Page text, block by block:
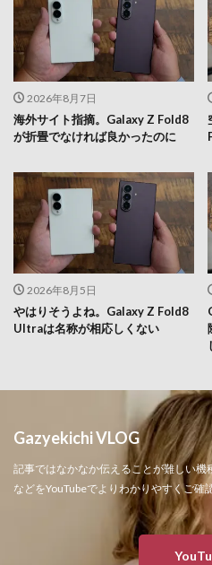
2026年8月7日
海外サイト指摘。Galaxy Z Fold8
が折畳でなければ良かったのに
2026年8月5日
やはりそうよね。Galaxy Z Fold8
Ultraは名称が相応しくない
Gazyekichi VLOG
記事ではなかなか伝えることが難しい
などをYouTubeでよりわかりやすくご確